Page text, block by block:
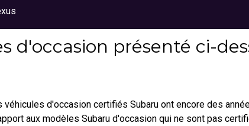
d'occasion présenté ci-
d'occasion certifiés Subaru ont encore des
aux modèles Subaru d'occasion qui ne sont pas